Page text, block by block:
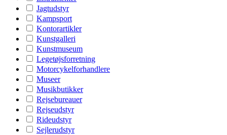
Jagtudstyr
Kampsport
Kontorartikler
Kunstgalleri
Kunstmuseum
Legetøjsforretning
Motorcykelforhandlere
Museer
Musikbutikker
Rejsebureauer
Rejseudstyr
Rideudstyr
Sejlerudstyr